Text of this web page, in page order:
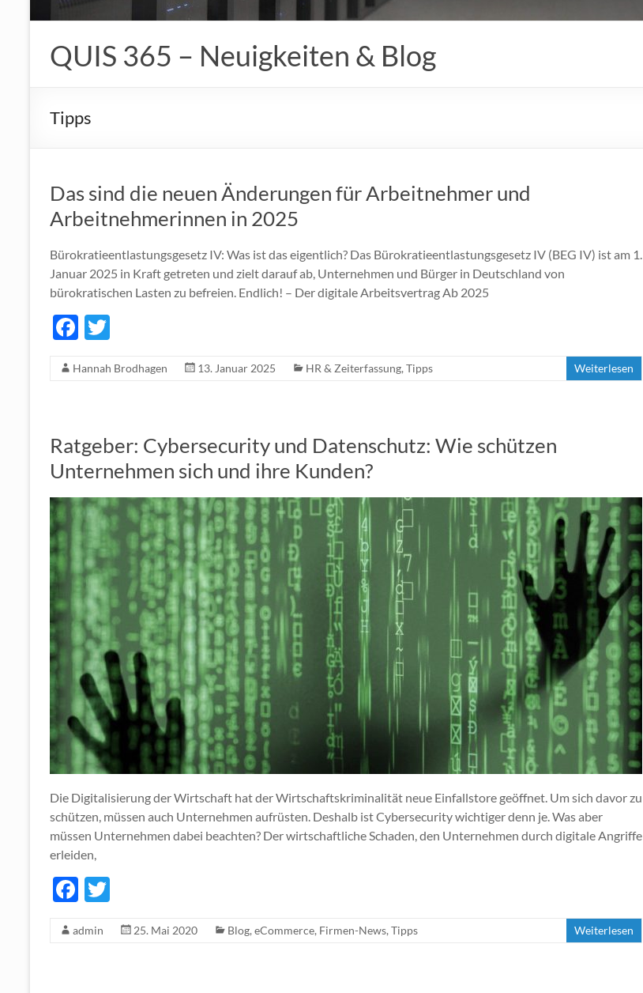
QUIS 365 – Neuigkeiten & Blog
Tipps
Das sind die neuen Änderungen für Arbeitnehmer und
Arbeitnehmerinnen in 2025
Bürokratieentlastungsgesetz IV: Was ist das eigentlich? Das Bürokratieentlastungsgesetz IV (BEG IV) ist am 1.
Januar 2025 in Kraft getreten und zielt darauf ab, Unternehmen und Bürger in Deutschland von
bürokratischen Lasten zu befreien. Endlich! – Der digitale Arbeitsvertrag Ab 2025
F
e
o
k
itt
Hannah Brodhagen 13. Januar 2025 HR & Zeiterfassung, Tipps Weiterlesen
Ratgeber: Cybersecurity und Datenschutz: Wie schützen
Unternehmen sich und ihre Kunden?
Die Digitalisierung der Wirtschaft hat der Wirtschaftskriminalität neue Einfallstore geöffnet. Um sich davor zu
schützen, müssen auch Unternehmen aufrüsten. Deshalb ist Cybersecurity wichtiger denn je. Was aber
müssen Unternehmen dabei beachten? Der wirtschaftliche Schaden, den Unternehmen durch digitale Angriffe
erleiden,
F
e
itt
admin 25. Mai 2020 Blog, eCommerce, Firmen-News, Tipps Weiterlesen